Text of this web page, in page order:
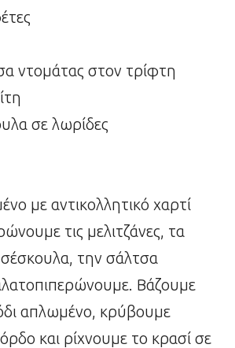
ντομάτας στον τρίφτη
σε λωρίδες
με αντικολλητικό χαρτί
τις μελιτζάνες, τα
την σάλτσα
Βάζουμε
απλωμένο, κρύβουμε
και ρίχνουμε το κρασί σε